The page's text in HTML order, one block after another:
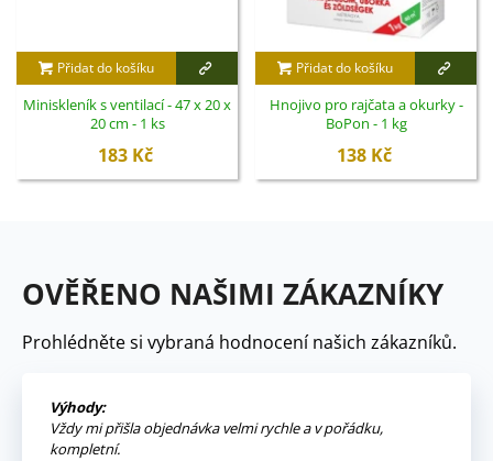
Přidat do košíku
Miniskleník s ventilací - 47 x 20 x
20 cm - 1 ks
183 Kč
Přidat do košíku
Hnojivo pro rajčata a okurky -
BoPon - 1 kg
138 Kč
OVĚŘENO NAŠIMI ZÁKAZNÍKY
Prohlédněte si vybraná hodnocení našich zákazníků.
Výhody:
Vždy mi přišla objednávka velmi rychle a v pořádku,
kompletní.